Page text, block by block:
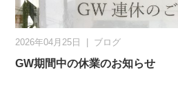
2026年04月25日 | ブログ
GW期間中の休業のお知らせ